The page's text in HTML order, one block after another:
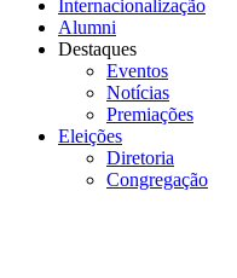
Internacionalização
Alumni
Destaques
Eventos
Notícias
Premiações
Eleições
Diretoria
Congregação